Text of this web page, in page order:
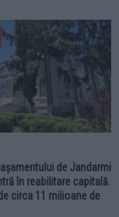
de Jandarmi
în reabilitare capitală.
circa 11 milioane de